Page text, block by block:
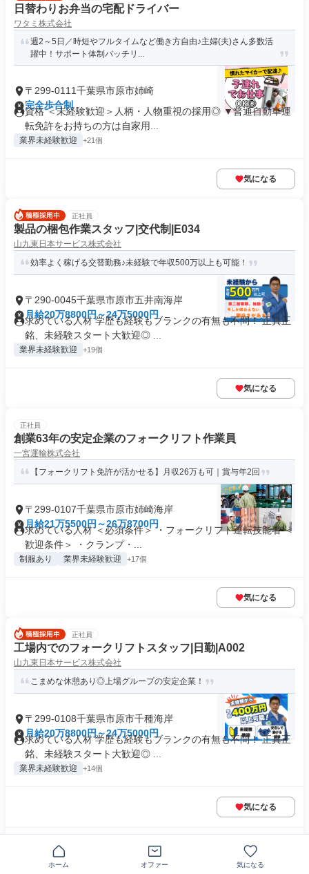
日替わりお弁当の宅配ドライバー
ワタミ株式会社
週2～5日／時短やフルタイムなど働き方自由♪主婦(夫)さん多数活
躍中！サポート体制バッチリ...
〒299-0111千葉県市原市姉崎
完全歩合制
資格 ＜未経験歓迎＞人柄・人物重視の採用◎ ▼普通自動車運
転免許をお持ちの方は自家用...
業界未経験歓迎 +21個
気になる
正社員
製品の梱包作業スタッフ|交代制|E034
山九東日本サービス株式会社
効率よく稼げる交替勤務♪未経験で年収500万以上も可能！
〒290-0045千葉県市原市五井南海岸
月給20万8800円～24万5000円
求めている人材 学歴も経験もブランクの有無も不問！ 正真正
銘、未経験スタート大歓迎◎ ...
業界未経験歓迎 +19個
気になる
正社員
創業63年の安定企業のフォークリフト作業員
一宮運輸株式会社
【フォークリフト免許が活かせる】月収26万も可｜賞与年2回
〒299-0107千葉県市原市姉崎海岸
月給21万5500円～26万8700円
求めている人材 ＜必須条件＞ ・フォークリフト運転技能者 ＜
歓迎条件＞ ・クランプ・...
制服あり 業界未経験歓迎 +17個
気になる
正社員
工場内でのフォークリフトスタッフ|日勤|A002
山九東日本サービス株式会社
こまめな休憩あり◎上場グループの安定企業！
〒299-0108千葉県市原市千種海岸
月給20万8800円～24万5000円
求めている人材 学歴も経験もブランクの有無も不問！ 正真正
銘、未経験スタート大歓迎◎ ...
業界未経験歓迎 +14個
気になる
ホーム オファー 気になる